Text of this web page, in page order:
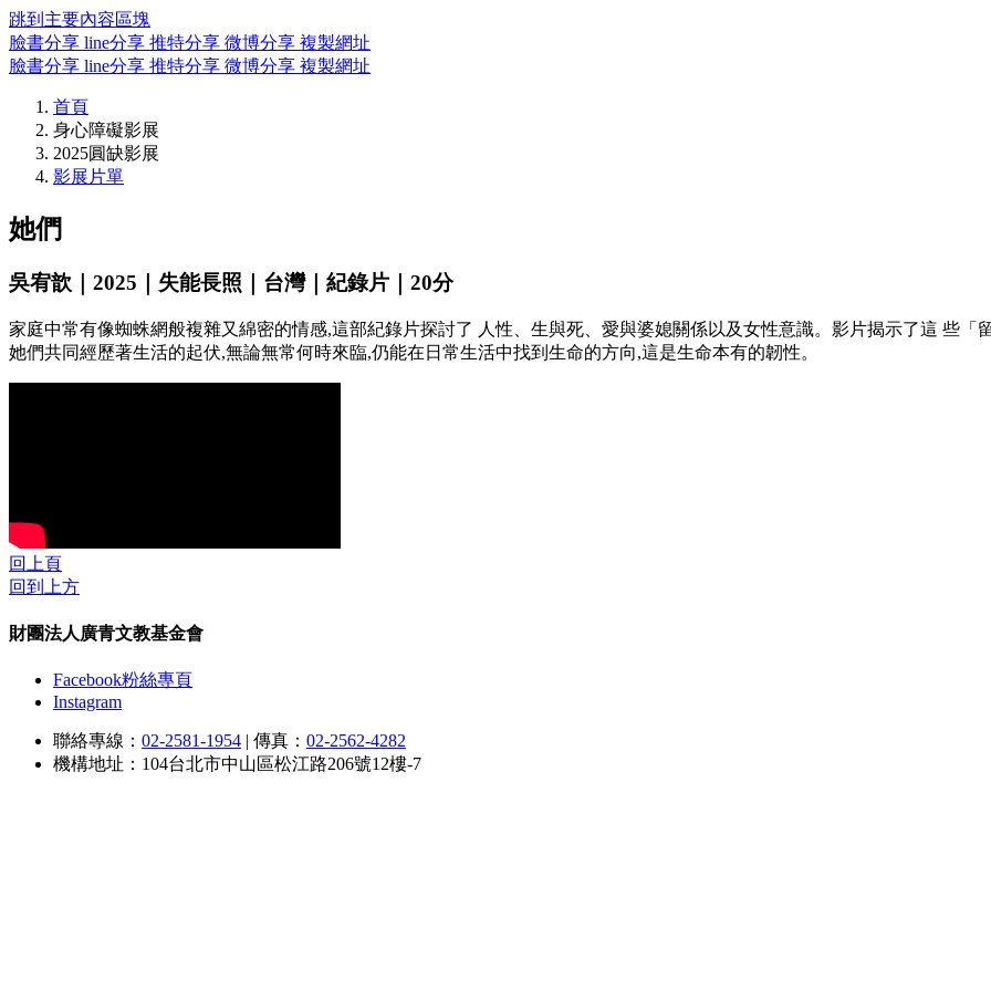
跳到主要內容區塊
臉書分享 line分享 推特分享 微博分享 複製網址
臉書分享 line分享 推特分享 微博分享 複製網址
首頁
身心障礙影展
2025圓缺影展
影展片單
她們
吳宥歆｜2025｜失能長照｜台灣｜紀錄片｜20分
家庭中常有像蜘蛛網般複雜又綿密的情感,這部紀錄片探討了 人性、生與死、愛與婆媳關係以及女性意識。影片揭示了這 些
她們共同經歷著生活的起伏,無論無常何時來臨,仍能在日常生活中找到生命的方向,這是生命本有的韌性。
回上頁
回到上方
財團法人廣青文教基金會
Facebook粉絲專頁
Instagram
聯絡專線： 02-2581-1954 | 傳真： 02-2562-4282
機構地址：104台北市中山區松江路206號12樓-7